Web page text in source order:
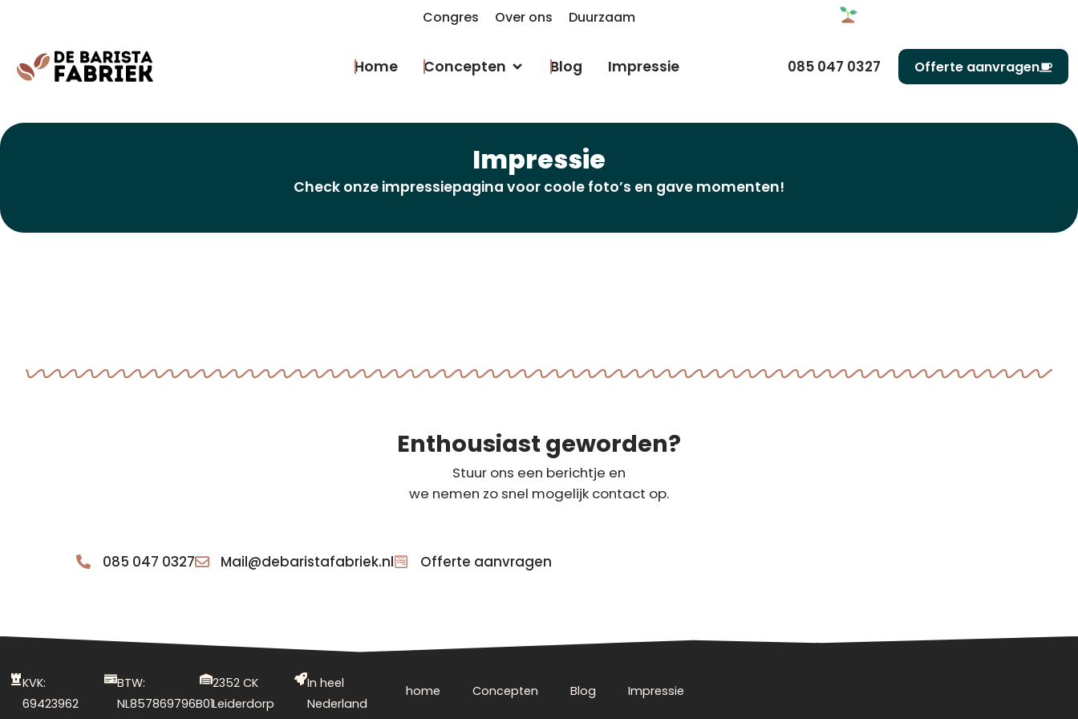
Congres Over ons Duurzaam
Home Concepten Blog Impressie 085 047 0327 Offerte aanvragen
Impressie
Check onze impressiepagina voor coole foto’s en gave momenten!
Enthousiast geworden?
Stuur ons een berichtje en
we nemen zo snel mogelijk contact op.
085 047 0327 Mail@debaristafabriek.nl Offerte aanvragen
KVK:
69423962
BTW:
NL857869796B01
2352 CK
Leiderdorp
In heel
Nederland
home Concepten Blog Impressie